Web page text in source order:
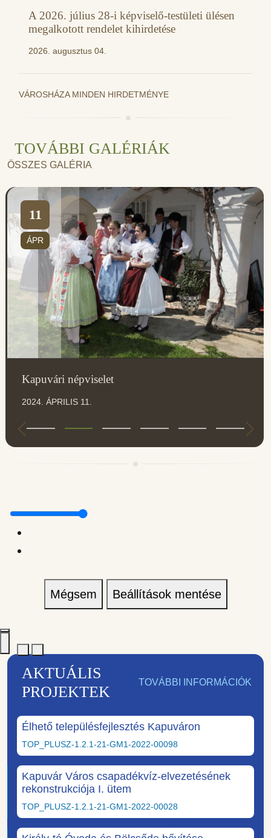
A 2026. július 28-i képviselő-testületi ülésen
megalkotott rendelet kihirdetése
2026. augusztus 04.
VÁROSHÁZA MINDEN HIRDETMÉNYE
TOVÁBBI GALÉRIÁK
ÖSSZES GALÉRIA
11
ÁPR
Kapuvári népviselet
2024. ÁPRILIS 11.
Mégsem Beállítások mentése
AKTUÁLIS
PROJEKTEK
TOVÁBBI INFORMÁCIÓK
Élhető településfejlesztés Kapuváron
TOP_PLUSZ-1.2.1-21-GM1-2022-00098
Kapuvár Város csapadékvíz-elvezetésének
rekonstrukciója I. ütem
TOP_PLUSZ-1.2.1-21-GM1-2022-00028